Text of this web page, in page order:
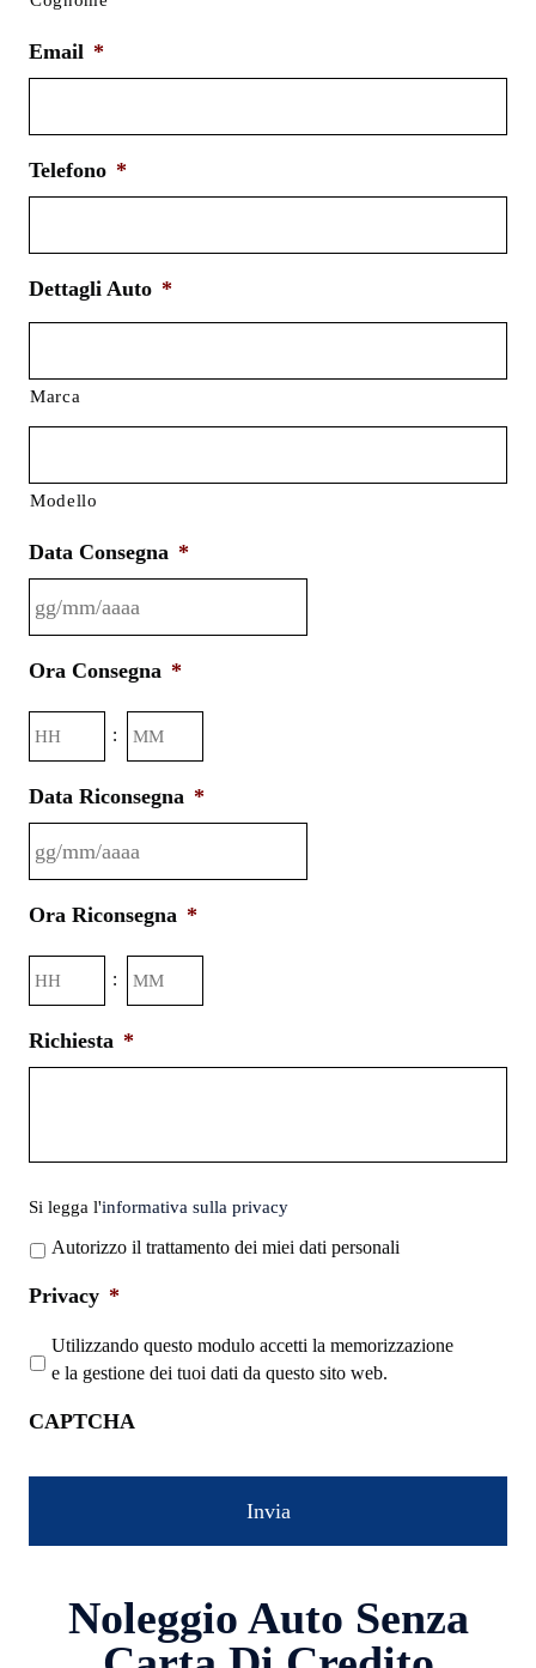
Email *
Telefono *
Dettagli Auto *
Marca
Modello
Data Consegna *
slash
MM
slash
Ora Consegna *
:
Ore Minuti
Data Riconsegna *
slash
MM
slash
Ora Riconsegna *
:
Ore Minuti
Richiesta *
Si
l'informativa
sulla
privacy
Si legga l'informativa sulla privacy
Autorizzo il trattamento dei miei dati personali
Privacy *
Utilizzando questo modulo accetti la memorizzazione
e la gestione dei tuoi dati da questo sito web.
CAPTCHA
Noleggio Auto Senza